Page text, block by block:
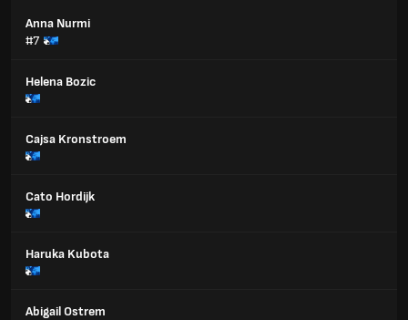
Anna Nurmi
#7
Helena Bozic
Cajsa Kronstroem
Cato Hordijk
Haruka Kubota
Abigail Ostrem